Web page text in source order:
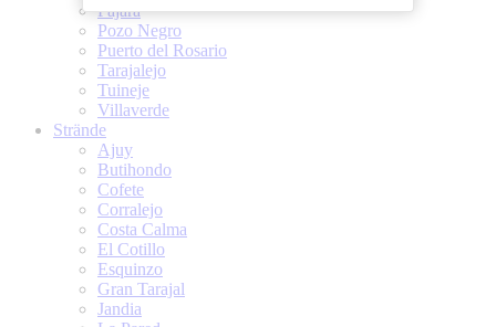
Pajara
Pozo Negro
Puerto del Rosario
Tarajalejo
Tuineje
Villaverde
Strände
Ajuy
Butihondo
Cofete
Corralejo
Costa Calma
El Cotillo
Esquinzo
Gran Tarajal
Jandia